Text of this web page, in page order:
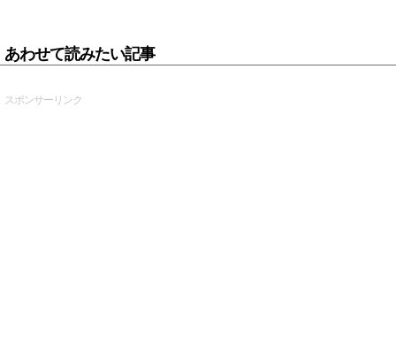
あわせて読みたい記事
スポンサーリンク